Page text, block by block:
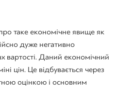
таке економічне явище як
дуже негативно
вартості. Даний економічний
цін. Це відбувається через
оцінкою і основним